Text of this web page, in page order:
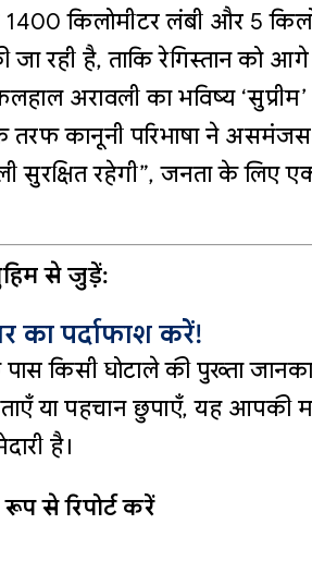
किलोमीटर लंबी और 5
जा रही है, ताकि रेगिस्तान को
अरावली का भविष्य
तरफ कानूनी परिभाषा ने असमंजस
सुरक्षित रहेगी”, जनता के लिए
से जुड़ें:
का पर्दाफाश करें!
किसी घोटाले की पुख्ता
या पहचान छुपाएँ, यह आपकी
है।
रूप से रिपोर्ट करें